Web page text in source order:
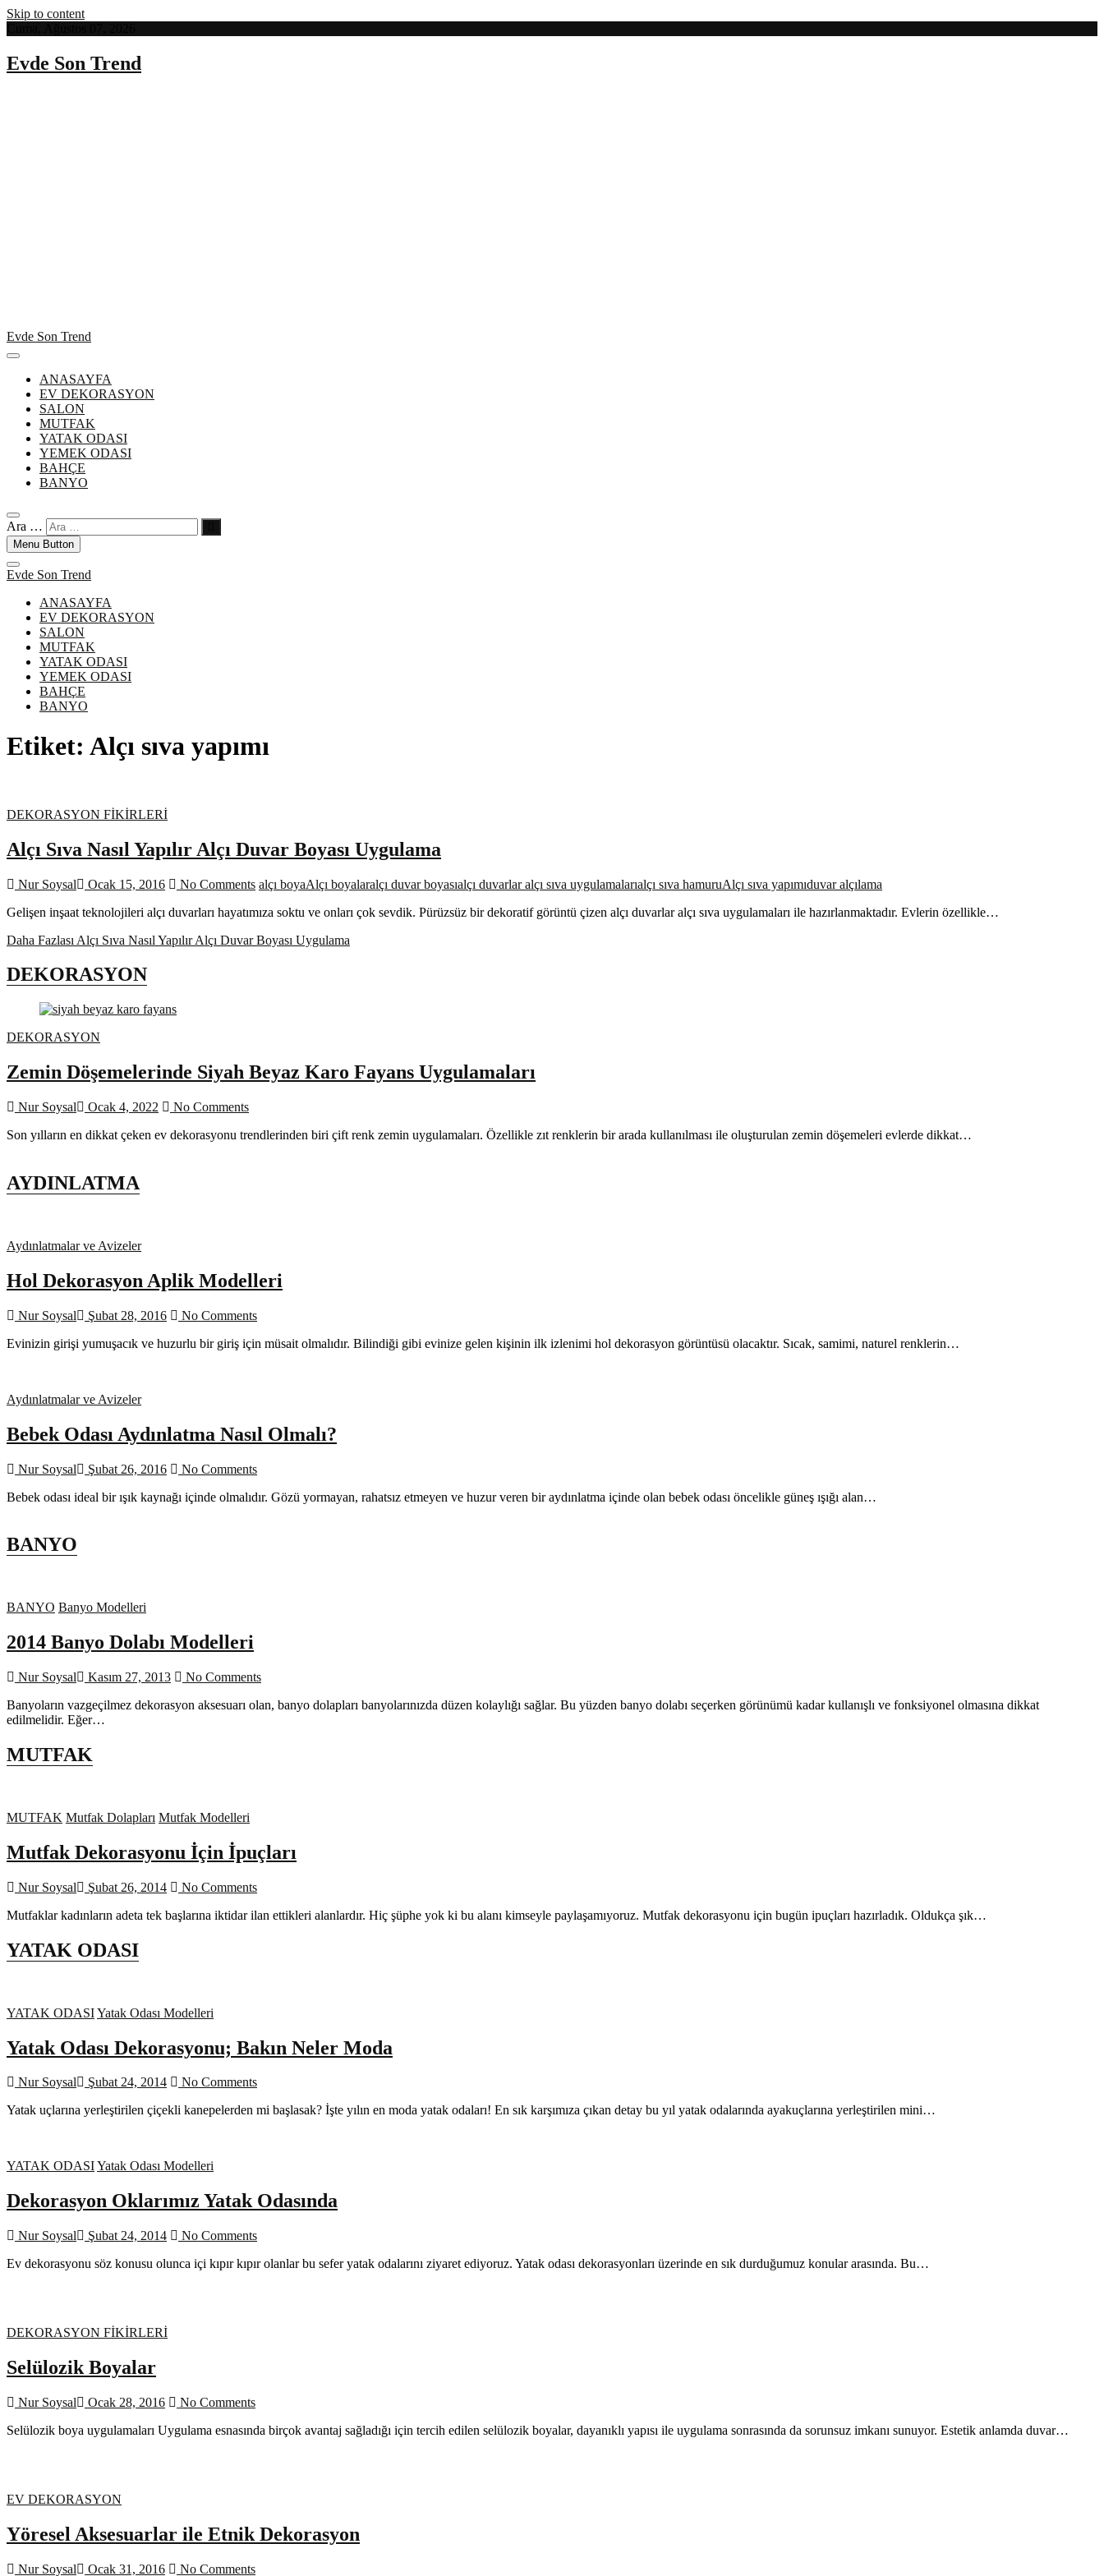
Skip to content
Evde Son Trend
Evde Son Trend
ANASAYFA
EV DEKORASYON
SALON
MUTFAK
YATAK ODASI
YEMEK ODASI
BAHÇE
BANYO
Ara …
Menu Button
Evde Son Trend
ANASAYFA
EV DEKORASYON
SALON
MUTFAK
YATAK ODASI
YEMEK ODASI
BAHÇE
BANYO
Etiket: Alçı sıva yapımı
DEKORASYON FİKİRLERİ
Alçı Sıva Nasıl Yapılır Alçı Duvar Boyası Uygulama
Nur Soysal Ocak 15, 2016 No Comments alçı boyaAlçı boyalaralçı duvar boyasıalçı duvarlar alçı sıva uygulamalarıalçı sıva hamuruAlçı sıva yapımıduvar alçılama
Gelişen inşaat teknolojileri alçı duvarları hayatımıza soktu ve onları çok sevdik. Pürüzsüz bir dekoratif görüntü çizen alçı duvarlar alçı sıva uygulamaları ile hazırlanmaktadır. Evlerin özellikle…
Daha Fazlası Alçı Sıva Nasıl Yapılır Alçı Duvar Boyası Uygulama
DEKORASYON
DEKORASYON
Zemin Döşemelerinde Siyah Beyaz Karo Fayans Uygulamaları
Nur Soysal Ocak 4, 2022
No Comments
Son yılların en dikkat çeken ev dekorasyonu trendlerinden biri çift renk zemin uygulamaları. Özellikle zıt renklerin bir arada kullanılması ile oluşturulan zemin döşemeleri evlerde dikkat…
AYDINLATMA
Aydınlatmalar ve Avizeler
Hol Dekorasyon Aplik Modelleri
Nur Soysal Şubat 28, 2016
No Comments
Evinizin girişi yumuşacık ve huzurlu bir giriş için müsait olmalıdır. Bilindiği gibi evinize gelen kişinin ilk izlenimi hol dekorasyon görüntüsü olacaktır. Sıcak, samimi, naturel renklerin…
Aydınlatmalar ve Avizeler
Bebek Odası Aydınlatma Nasıl Olmalı?
Nur Soysal Şubat 26, 2016
No Comments
Bebek odası ideal bir ışık kaynağı içinde olmalıdır. Gözü yormayan, rahatsız etmeyen ve huzur veren bir aydınlatma içinde olan bebek odası öncelikle güneş ışığı alan…
BANYO
BANYO Banyo Modelleri
2014 Banyo Dolabı Modelleri
Nur Soysal Kasım 27, 2013
No Comments
Banyoların vazgeçilmez dekorasyon aksesuarı olan, banyo dolapları banyolarınızda düzen kolaylığı sağlar. Bu yüzden banyo dolabı seçerken görünümü kadar kullanışlı ve fonksiyonel olmasına dikkat
edilmelidir. Eğer…
MUTFAK
MUTFAK Mutfak Dolapları Mutfak Modelleri
Mutfak Dekorasyonu İçin İpuçları
Nur Soysal Şubat 26, 2014
No Comments
Mutfaklar kadınların adeta tek başlarına iktidar ilan ettikleri alanlardır. Hiç şüphe yok ki bu alanı kimseyle paylaşamıyoruz. Mutfak dekorasyonu için bugün ipuçları hazırladık. Oldukça şık…
YATAK ODASI
YATAK ODASIYatak Odası Modelleri
Yatak Odası Dekorasyonu; Bakın Neler Moda
Nur Soysal Şubat 24, 2014
No Comments
Yatak uçlarına yerleştirilen çiçekli kanepelerden mi başlasak? İşte yılın en moda yatak odaları! En sık karşımıza çıkan detay bu yıl yatak odalarında ayakuçlarına yerleştirilen mini…
YATAK ODASIYatak Odası Modelleri
Dekorasyon Oklarımız Yatak Odasında
Nur Soysal Şubat 24, 2014
No Comments
Ev dekorasyonu söz konusu olunca içi kıpır kıpır olanlar bu sefer yatak odalarını ziyaret ediyoruz. Yatak odası dekorasyonları üzerinde en sık durduğumuz konular arasında. Bu…
DEKORASYON FİKİRLERİ
Selülozik Boyalar
Nur Soysal Ocak 28, 2016
No Comments
Selülozik boya uygulamaları Uygulama esnasında birçok avantaj sağladığı için tercih edilen selülozik boyalar, dayanıklı yapısı ile uygulama sonrasında da sorunsuz imkanı sunuyor. Estetik anlamda duvar…
EV DEKORASYON
Yöresel Aksesuarlar ile Etnik Dekorasyon
Nur Soysal Ocak 31, 2016 No Comments